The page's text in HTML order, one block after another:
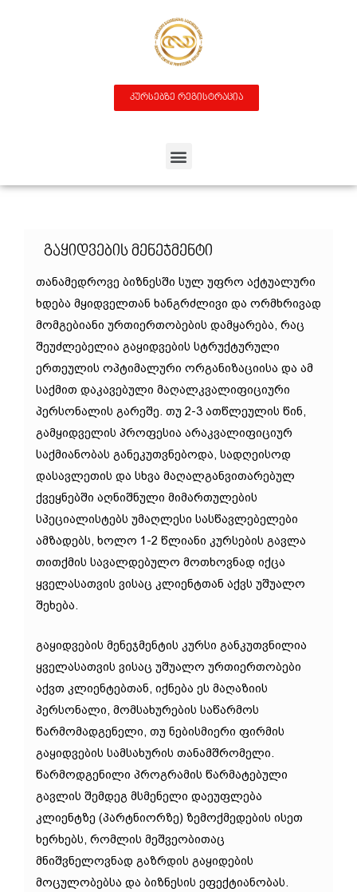
კურსებზე რეგისტრაცია
Გაყიდვების Მენეჯმენტი
თანამედროვე ბიზნესში სულ უფრო აქტუალური
ხდება მყიდველთან ხანგრძლივი და ორმხრივად
მომგებიანი ურთიერთობების დამყარება, რაც
შეუძლებელია გაყიდვების სტრუქტურული
ერთეულის ოპტიმალური ორგანიზაციისა და ამ
საქმით დაკავებული მაღალკვალიფიციური
პერსონალის გარეშე. თუ 2-3 ათწლეულის წინ,
გამყიდველის პროფესია არაკვალიფიციურ
საქმიანობას განეკუთვნებოდა, სადღეისოდ
დასავლეთის და სხვა მაღალგანვითარებულ
ქვეყნებში აღნიშნული მიმართულების
სპეციალისტებს უმაღლესი სასწავლებელები
ამზადებს, ხოლო 1-2 წლიანი კურსების გავლა
თითქმის სავალდებულო მოთხოვნად იქცა
ყველასათვის ვისაც კლიენტთან აქვს უშუალო
შეხება.
გაყიდვების მენეჯმენტის კურსი განკუთვნილია
ყველასათვის ვისაც უშუალო ურთიერთობები
აქვთ კლიენტებთან, იქნება ეს მაღაზიის
პერსონალი, მომსახურების საწარმოს
წარმომადგენელი, თუ ნებისმიერი ფირმის
გაყიდვების სამსახურის თანამშრომელი.
წარმოდგენილი პროგრამის წარმატებული
გავლის შემდეგ მსმენელი დაეუფლება
კლიენტზე (პარტნიორზე) ზემოქმედების ისეთ
ხერხებს, რომლის მეშვეობითაც
მნიშვნელოვნად გაზრდის გაყიდების
მოცულობებსა და ბიზნესის ეფექტიანობას.